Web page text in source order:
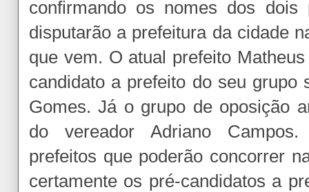
confirmando os nomes dos dois
disputarão a prefeitura da cidade
que vem. O atual prefeito
candidato a prefeito do seu grupo
Gomes. Já o grupo de oposição
do vereador Adriano
prefeitos que poderão concorrer
certamente os pré-candidatos a